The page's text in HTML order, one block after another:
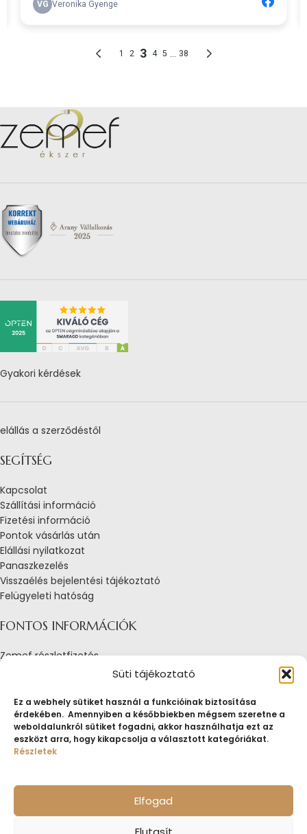
Süti tájékoztató
Ez a webhely sütiket használ a funkcióinak biztosítása
érdekében. Amennyiben a későbbiekben mégsem szeretne a
weboldalunkról sütiket fogadni, akkor használhatja ezt az
eszközt arra, hogy kikapcsolja a választott kategóriákat.
Részletek
Elfogad
Gyakori kérdések
elállás a szerződéstől
SEGÍTSÉG
Kapcsolat
Szállítási információ
Fizetési információ
Pontok vásárlás után
Elállási nyilatkozat
Panaszkezelés
Visszaélés bejelentési tájékoztató
Felügyeleti hatóság
FONTOS INFORMÁCIÓK
Zemef részletfizetés
Adatkezelési tájékoztató
Tájékoztató sütik alkalmazásáról
Fogyasztóvédelmi tájékoztató
Jogi nyilatkozat
Impresszum